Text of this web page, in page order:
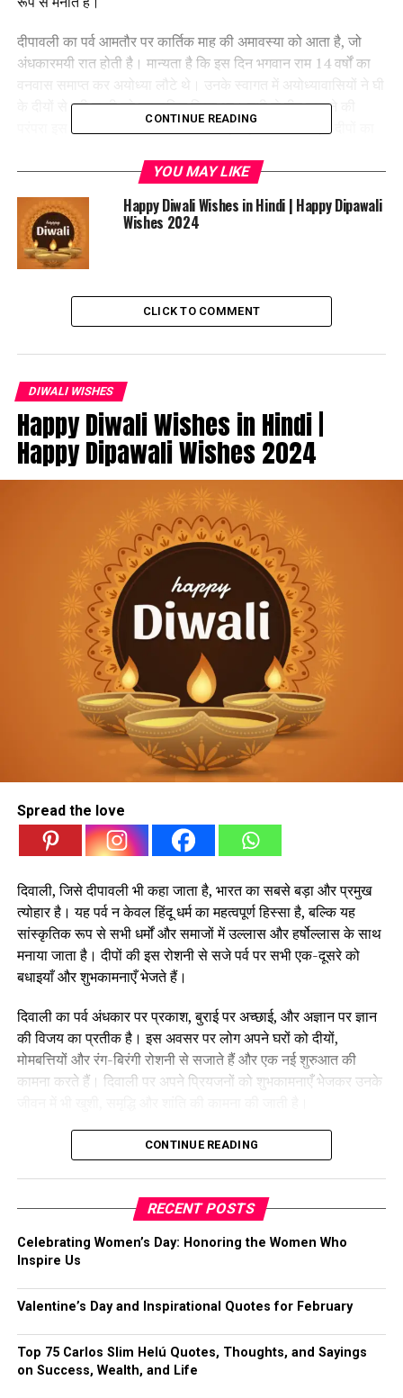
दीपावली का पर्व आमतौर पर कार्तिक माह की अमावस्या को आता है, जो
अंधकारमयी रात होती है। मान्यता है कि इस दिन भगवान राम 14 वर्षों का
वनवास समाप्त कर अयोध्या लौटे थे। उनके स्वागत में अयोध्यावासियों ने घी
के दीयों से पूरी नगरी को प्रकाशित किया था। तभी से दीप जलाने की
परंपरा इस त्योहार का अभिन्न हिस्सा बन गई। इसी कारण से इसे दीपों का
लिए भी विशेष रूप से मनाया जाता है। हिंदू धर्म में मां लक्ष्मी को धन, ऐश्वर्य
और समृद्धि की देवी माना जाता है, और यह विश्वास किया जाता है कि
दीपावली की रात वह घर-घर में जाती हैं और जिनके घर साफ-सुथरे और
रोशनी से सजे होते हैं, वहां मां लक्ष्मी का वास होता है।
हैप्पी दिवाली कोट्स 2024
दीप जलते रहें, दिल से दिल मिलते रहें, दुख दर्द सारे भूलकर, हम सब
खुशियों से खिलते रहें। शुभ दीपावली।
दीप जलाएं और रोशनी फैलाएं, हर दिल को खुशियों से महकाएं। आपको
दीपावली की हार्दिक शुभकामनाएं।
दीयों की रोशनी से आपके जीवन में उजाला हो, दीपावली की ढेर सारी
शुभकामनाएं।
दीप जलाओ, खुशियां मनाओ, इस पावन पर्व पर लक्ष्मी जी का आशीर्वाद
दीयों का प्रकाश, मिठाई की मिठास, रंगोली की सजावट, और अपनों का
प्यार, यही है दीपावली का त्योहार।
इस दिवाली आपका जीवन रोशनी से भर जाए, और हर दिन खुशियां आपके
द्वार आएं। दीपावली की शुभकामनाएं।
दीयों की तरह आपके जीवन में भी रौशनी फैलती रहे और आपका घर सुख-
समृद्धि से भरा रहे। शुभ दीपावली।
लक्ष्मी जी का आपके घर में आगमन हो, सुख और समृद्धि का वास हो।
दीपावली की शुभकामनाएं।
दीपों की रौशनी से अंधकार दूर हो, और खुशियों की रौशनी आपके जीवन में
हमेशा के लिए हो।
CONTINUE READING
YOU MAY LIKE
Happy Diwali Wishes in Hindi | Happy Dipawali
Wishes 2024
CLICK TO COMMENT
DIWALI WISHES
Happy Diwali Wishes in Hindi |
Happy Dipawali Wishes 2024
Spread the love
दिवाली, जिसे दीपावली भी कहा जाता है, भारत का सबसे बड़ा और प्रमुख
त्योहार है। यह पर्व न केवल हिंदू धर्म का महत्वपूर्ण हिस्सा है, बल्कि यह
सांस्कृतिक रूप से सभी धर्मों और समाजों में उल्लास और हर्षोल्लास के साथ
मनाया जाता है। दीपों की इस रोशनी से सजे पर्व पर सभी एक-दूसरे को
बधाइयाँ और शुभकामनाएँ भेजते हैं।
दिवाली का पर्व अंधकार पर प्रकाश, बुराई पर अच्छाई, और अज्ञान पर ज्ञान
की विजय का प्रतीक है। इस अवसर पर लोग अपने घरों को दीयों,
मोमबत्तियों और रंग-बिरंगी रोशनी से सजाते हैं और एक नई शुरुआत की
कामना करते हैं। दिवाली पर अपने प्रियजनों को शुभकामनाएँ भेजकर उनके
CONTINUE READING
RECENT POSTS
Celebrating Women’s Day: Honoring the Women Who
Inspire Us
Valentine’s Day and Inspirational Quotes for February
Top 75 Carlos Slim Helú Quotes, Thoughts, and Sayings
on Success, Wealth, and Life